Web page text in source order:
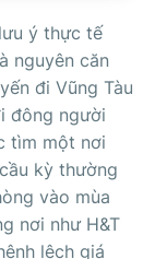
ý thực tế
nguyên căn
đi Vũng Tàu
đông người
tìm một nơi
kỳ thường
vào mùa
nơi như H&T
lệch giá